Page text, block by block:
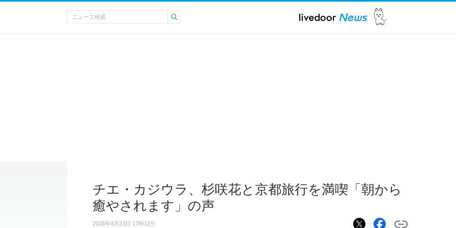
チエ・カジウラ、杉咲花と京都旅行を満喫「朝から
癒やされます」の声
2026年4月23日 17時12分